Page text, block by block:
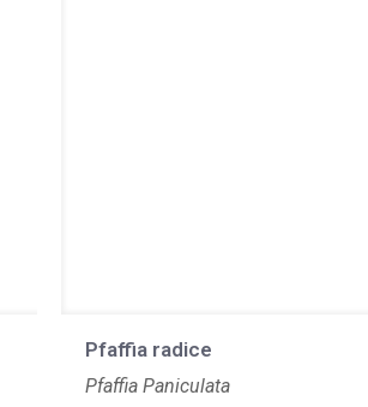
Pfaffia radice
Pfaffia Paniculata